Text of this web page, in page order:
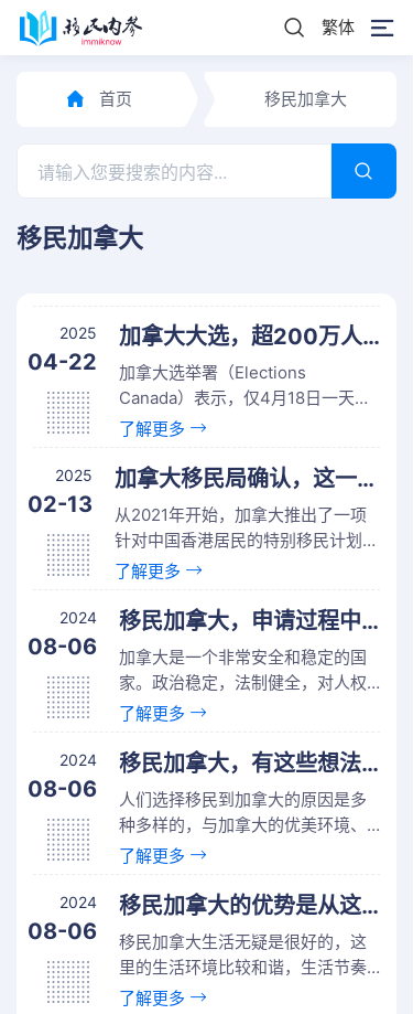
繁体
首页 移民加拿大
移民加拿大
2025
04-22
加拿大大选，超200万人提前投票！
加拿大选举署（Elections
Canada）表示，仅4月18日一天，
已有将近200万人前往投票站投下选
的第一天。由于出现长时间排队，
了解更多
2025
02-13
加拿大移民局确认，这一计划取消！
从2021年开始，加拿大推出了一项
针对中国香港居民的特别移民计划
——“救生艇计划”，旨在为香港居民
这项计划在运行近5年后，终于画上
了解更多
2024
08-06
移民加拿大，申请过程中注意如下事情！
加拿大是一个非常安全和稳定的国
家。政治稳定，法制健全，对人权
和社会公平高度重视，这使得加拿
移民加拿大申请过程中，有哪些需
了解更多
2024
08-06
移民加拿大，有这些想法的人群更适合！
人们选择移民到加拿大的原因是多
种多样的，与加拿大的优美环境、
完善的社会福利制度、高水平的教
了解更多
2024
08-06
移民加拿大的优势是从这些方面体现的！
移民加拿大生活无疑是很好的，这
里的生活环境比较和谐，生活节奏
比较轻松，而且社会福利体系发
了解更多